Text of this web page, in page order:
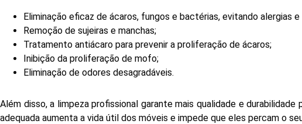
Eliminação eficaz de ácaros, fungos e bactérias, evitando alergias
Remoção de sujeiras e manchas;
Tratamento antiácaro para prevenir a proliferação de ácaros;
Inibição da proliferação de mofo;
Eliminação de odores desagradáveis.
Além disso, a limpeza profissional garante mais qualidade e durabilidade
adequada aumenta a vida útil dos móveis e impede que eles percam o